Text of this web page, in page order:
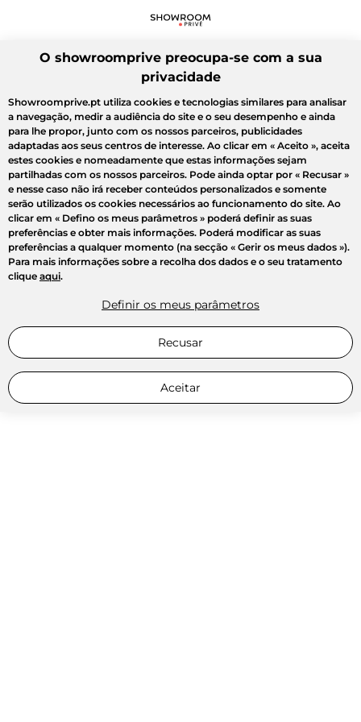
O showroomprive preocupa-se com a sua
privacidade
Showroomprive.pt utiliza cookies e tecnologias similares para analisar
a navegação, medir a audiência do site e o seu desempenho e ainda
para lhe propor, junto com os nossos parceiros, publicidades
adaptadas aos seus centros de interesse. Ao clicar em « Aceito », aceita
estes cookies e nomeadamente que estas informações sejam
partilhadas com os nossos parceiros. Pode ainda optar por « Recusar »
e nesse caso não irá receber conteúdos personalizados e somente
serão utilizados os cookies necessários ao funcionamento do site. Ao
clicar em « Defino os meus parâmetros » poderá definir as suas
preferências e obter mais informações. Poderá modificar as suas
preferências a qualquer momento (na secção « Gerir os meus dados »).
Para mais informações sobre a recolha dos dados e o seu tratamento
clique aqui.
Definir os meus parâmetros
Recusar
Aceitar